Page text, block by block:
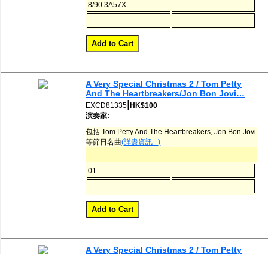
8/90 3A57X
A Very Special Christmas 2 / Tom Petty
And The Heartbreakers/Jon Bon Jovi…
EXCD81335 |HK$100
演奏家:
包括 Tom Petty And The Heartbreakers, Jon Bon Jovi
等節日名曲(詳盡資訊...)
01
A Very Special Christmas 2 / Tom Petty